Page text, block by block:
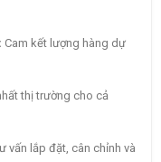
Cam kết lượng hàng dự
thị trường cho cả
vấn lắp đặt, cân chỉnh và